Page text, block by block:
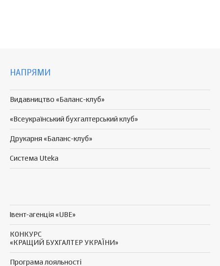
НАПРЯМИ
Видавництво «Баланс-клуб»
«Всеукраїнський бухгалтерський клуб»
Друкарня «Баланс-клуб»
Система Uteka
Івент-агенція «UBE»
КОНКУРС
«КРАЩИЙ БУХГАЛТЕР УКРАЇНИ»
Програма лояльності